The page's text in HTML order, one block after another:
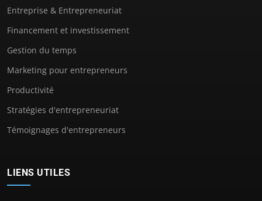
Entreprise & Entrepreneuriat
Financement et investissement
Gestion du temps
Marketing pour entrepreneurs
Productivité
Stratégies d'entrepreneuriat
Témoignages d'entrepreneurs
LIENS UTILES